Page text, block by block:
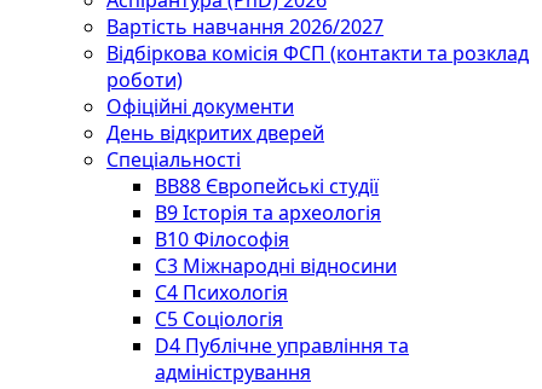
Вартість навчання 2026/2027
Відбіркова комісія ФСП (контакти та розклад
роботи)
Офіційні документи
День відкритих дверей
Спеціальності
BВ88 Європейські студії
B9 Історія та археологія
B10 Філософія
C3 Міжнародні відносини
C4 Психологія
С5 Соціологія
D4 Публічне управління та
адміністрування